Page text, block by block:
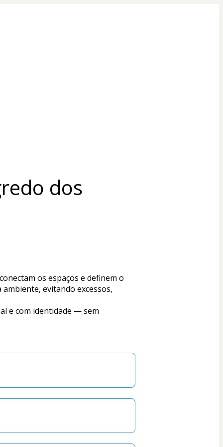
dos
evitando excessos,